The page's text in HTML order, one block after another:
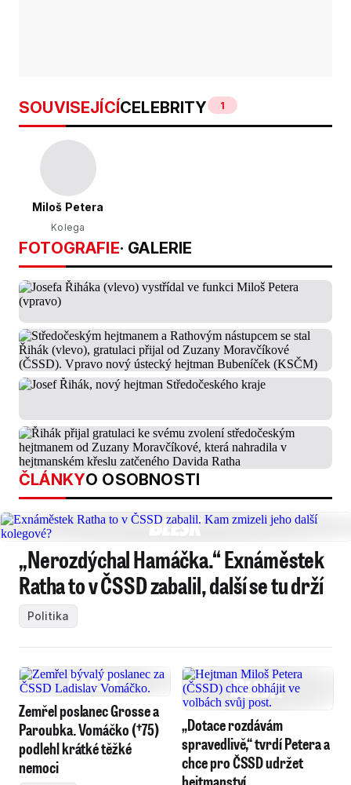
SOUVISEJÍCÍCELEBRITY 1
Miloš Petera
Kolega
FOTOGRAFIE· GALERIE
ČLÁNKYO OSOBNOSTI
„Nerozdýchal Hamáčka.“ Exnáměstek
Ratha to v ČSSD zabalil, další se tu drží
Politika
Zemřel poslanec Grosse a
Paroubka. Vomáčko (†75)
podlehl krátké těžké
nemoci
„Dotace rozdávám
spravedlivě,“ tvrdí Petera a
chce pro ČSSD udržet